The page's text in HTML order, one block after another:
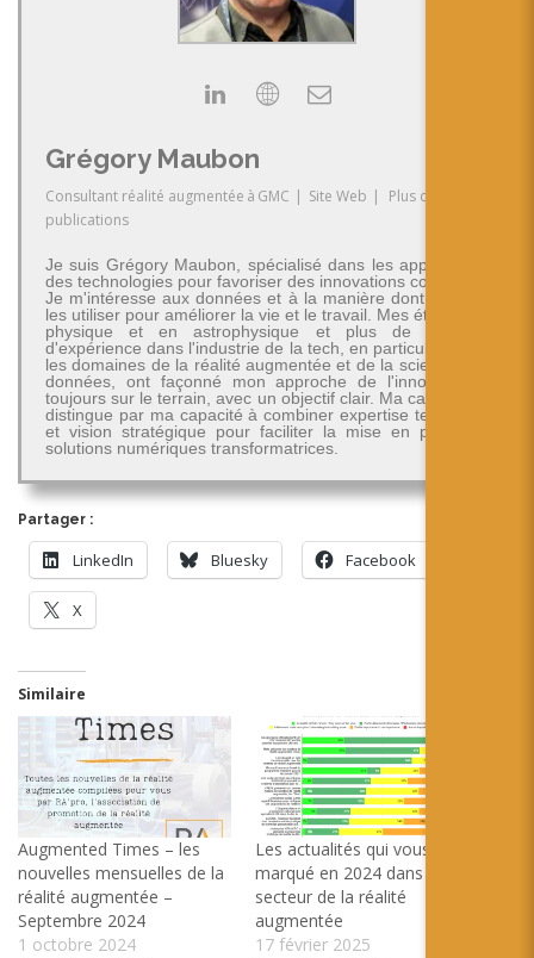
Grégory Maubon
Consultant réalité augmentée à GMC | Site Web |
Plus de
publications
Je suis Grégory Maubon, spécialisé dans les applications
des technologies pour favoriser des innovations concrètes.
Je m'intéresse aux données et à la manière dont on peut
les utiliser pour améliorer la vie et le travail. Mes études en
physique et en astrophysique et plus de 30 ans
d'expérience dans l'industrie de la tech, en particulier dans
les domaines de la réalité augmentée et de la science des
données, ont façonné mon approche de l'innovation -
toujours sur le terrain, avec un objectif clair. Ma carrière se
distingue par ma capacité à combiner expertise technique
et vision stratégique pour faciliter la mise en place de
solutions numériques transformatrices.
Partager :
LinkedIn Bluesky Facebook
X
Similaire
Augmented Times – les
nouvelles mensuelles de la
réalité augmentée –
Septembre 2024
1 octobre 2024
Les actualités qui vous ont
marqué en 2024 dans le
secteur de la réalité
augmentée
17 février 2025